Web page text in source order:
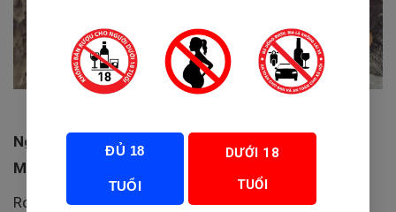
Nguồn Gốc Và Sự Hình Thành Thương Hiệu Robert
Mondavi
Robert Mondavi được biết đến như một huyền thoại
ĐỦ 18
TUỔI
DƯỚI 18
TUỔI